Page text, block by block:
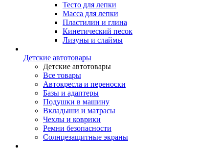
Тесто для лепки
Масса для лепки
Пластилин и глина
Кинетический песок
Лизуны и слаймы
Детские автотовары
Детские автотовары
Все товары
Автокресла и переноски
Базы и адаптеры
Подушки в машину
Вкладыши и матрасы
Чехлы и коврики
Ремни безопасности
Солнцезащитные экраны